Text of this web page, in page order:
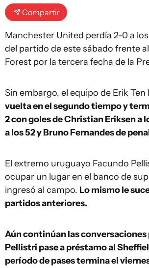
Compartir
Manchester United perdía 2-0 a
del partido de este sábado frente
Forest por la tercera fecha de la
Sin embargo, el equipo de Erik Ten
vuelta en el segundo tiempo y
2 con goles de Christian Eriksen a
a los 52 y Bruno Fernandes de
El extremo uruguayo Facundo
ocupar un lugar en el banco de
ingresó al campo. Lo mismo le
partidos anteriores.
Aún continúan las conversaciones
Pellistri pase a préstamo al
período de pases termina el viernes